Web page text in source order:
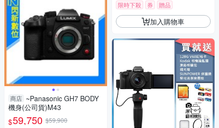
商店 ~Panasonic GH7 BODY
機身(公司貨)M43
$59,750 $59,900
限時下殺
券 贈品
加入購物車